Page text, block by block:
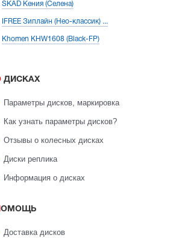
SKAD Кения (Селена)
IFREE Зиплайн (Нео-классик) ...
Khomen KHW1608 (Black-FP)
О ДИСКАХ
Параметры дисков, маркировка
Как узнать параметры дисков?
Отзывы о колесных дисках
Диски реплика
Информация о дисках
ПОМОЩЬ
Доставка дисков